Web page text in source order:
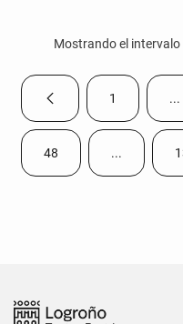
Mostrando el
Página anteriorPágina
1 ...
Página
48 ...Páginas